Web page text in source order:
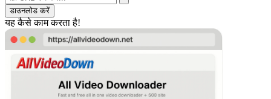
डाउनलोड करें
यह कैसे काम करता है!